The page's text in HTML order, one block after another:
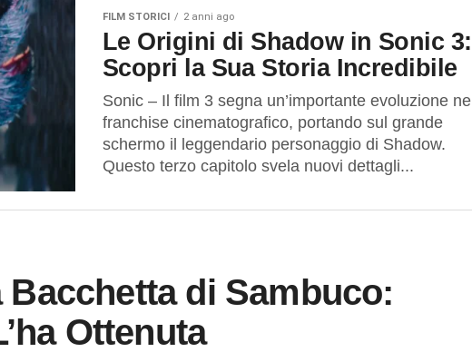
FILM STORICI 2 anni ago
Le Origini di Shadow in Sonic 3:
Scopri la Sua Storia Incredibile
Sonic – Il film 3 segna un’importante evoluzione nel
franchise cinematografico, portando sul grande
schermo il leggendario personaggio di Shadow.
Questo terzo capitolo svela nuovi dettagli...
Ottenuta